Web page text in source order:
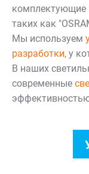
комплектующие
таких как
Мы используем
разработки, у
В наших
современные